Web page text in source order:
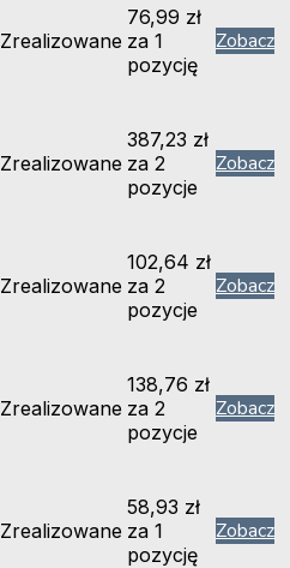
Zrealizowane
76,99 zł
za 1
pozycję
Zobacz
Zrealizowane
387,23 zł
za 2
pozycje
Zobacz
Zrealizowane
102,64 zł
za 2
pozycje
Zobacz
Zrealizowane
138,76 zł
za 2
pozycje
Zobacz
Zrealizowane
58,93 zł
za 1
pozycję
Zobacz